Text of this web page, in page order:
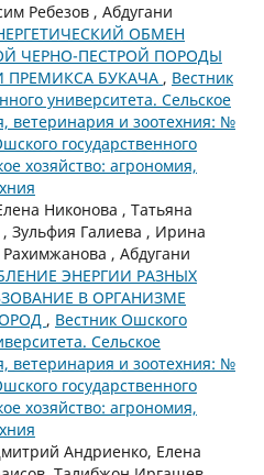
Ребезов , Абдугани
ОБМЕН
ЧЕРНО-ПЕСТРОЙ ПОРОДЫ
БУКАЧА , Вестник
университета. Сельское
ветеринария и зоотехния: №
государственного
хозяйство: агрономия,
Никонова , Татьяна
Зульфия Галиева , Ирина
, Абдугани
ЭНЕРГИИ РАЗНЫХ
В ОРГАНИЗМЕ
, Вестник Ошского
Сельское
ветеринария и зоотехния: №
государственного
хозяйство: агрономия,
Андриенко, Елена